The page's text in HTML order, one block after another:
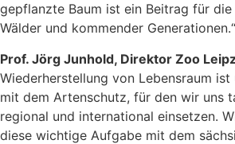
gepflanzte Baum ist ein Beitrag für
Wälder und kommender Generationen.“
Prof. Jörg Junhold, Direktor Zoo
Wiederherstellung von Lebensraum
mit dem Artenschutz, für den wir uns
regional und international einsetzen.
diese wichtige Aufgabe mit dem